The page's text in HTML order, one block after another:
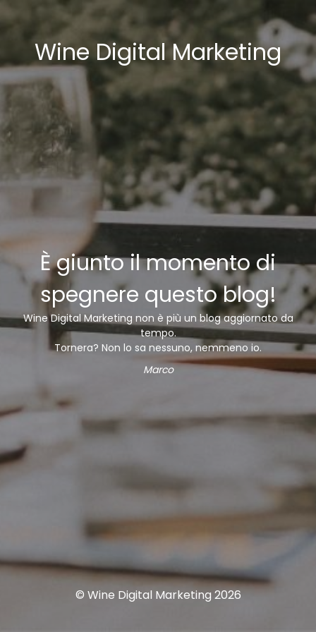
Wine Digital Marketing
È giunto il momento di
spegnere questo blog!
Wine Digital Marketing non è più un blog aggiornato da
tempo.
Tornera? Non lo sa nessuno, nemmeno io.
Marco
© Wine Digital Marketing 2026